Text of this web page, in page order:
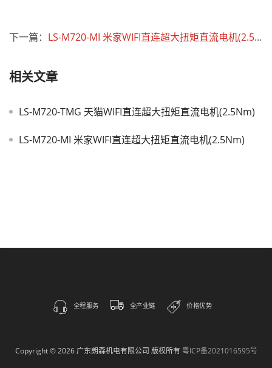
下一篇： LS-M720-MI 米家WIFI直连超大扭矩直流电机(2.5Nm)
相关文章
LS-M720-TMG 天猫WIFI直连超大扭矩直流电机(2.5Nm)
LS-M720-MI 米家WIFI直连超大扭矩直流电机(2.5Nm)
全程服务 全产业链 价格优势
Copyright © 2026 广东朗森机电有限公司 版权所有粤ICP备2021016595号